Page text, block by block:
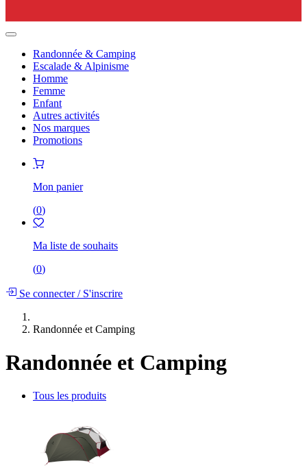
Randonnée & Camping
Escalade & Alpinisme
Homme
Femme
Enfant
Autres activités
Nos marques
Promotions
Mon panier
(0)
Ma liste de souhaits
(0)
Se connecter/S'inscrire
Randonnée et Camping
Randonnée et Camping
Tous les produits